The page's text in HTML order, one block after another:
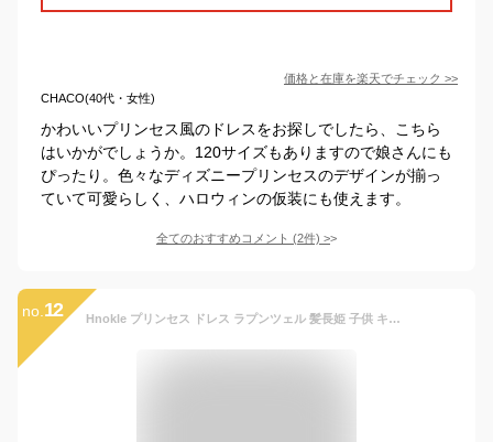
価格と在庫を楽天でチェック >>
CHACO(40代・女性)
かわいいプリンセス風のドレスをお探しでしたら、こちら
はいかがでしょうか。120サイズもありますので娘さんにも
ぴったり。色々なディズニープリンセスのデザインが揃っ
ていて可愛らしく、ハロウィンの仮装にも使えます。
全てのおすすめコメント (2件) >
no. 12 Hnokle プリンセス ドレス ラプンツェル 髪長姫 子供 キッズ 女の子 お姫 ワンピース コスプレ コスチューム レース なりきり 舞台服 仮装 誕生日 変装 学園祭 クリスマス ハロウィーン プレゼント 4点セット 110 紫色